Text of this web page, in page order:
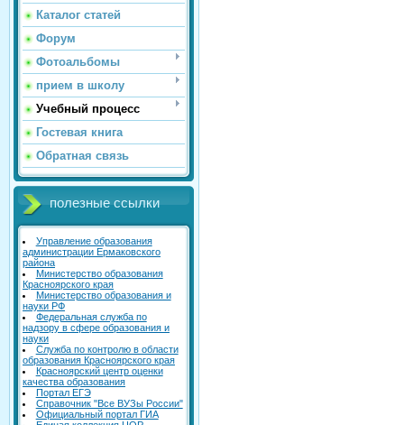
Каталог статей
Форум
Фотоальбомы
прием в школу
Учебный процесс
Гостевая книга
Обратная связь
полезные ссылки
Управление образования
администрации Ермаковского
района
Министерство образования
Красноярского края
Министерство образования и
науки РФ
Федеральная служба по
надзору в сфере образования и
науки
Служба по контролю в области
образования Красноярского края
Красноярский центр оценки
качества образования
Портал ЕГЭ
Справочник "Все ВУЗы России"
Официальный портал ГИА